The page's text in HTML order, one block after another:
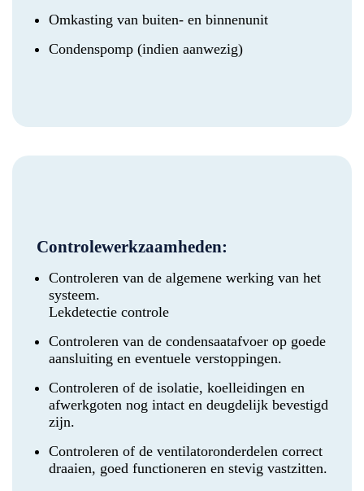
Omkasting van buiten- en binnenunit
Condenspomp (indien aanwezig)
Controlewerkzaamheden:
Controleren van de algemene werking van het
systeem.
Lekdetectie controle
Controleren van de condensaatafvoer op goede
aansluiting en eventuele verstoppingen.
Controleren of de isolatie, koelleidingen en
afwerkgoten nog intact en deugdelijk bevestigd
zijn.
Controleren of de ventilatoronderdelen correct
draaien, goed functioneren en stevig vastzitten.